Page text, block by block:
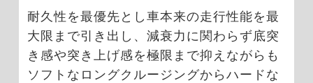
耐久性を最優先とし車本来の走行性能を最
大限まで引き出し、減衰力に関わらず底突
き感や突き上げ感を極限まで抑えながらも
ソフトなロングクルージングからハードな